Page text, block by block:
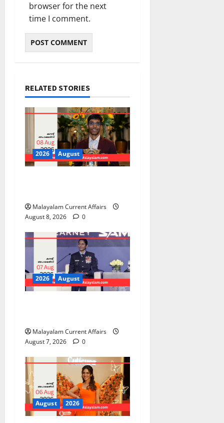
browser for the next
time I comment.
RELATED STORIES
2026 August
Malayalam Current Affairs
August 8, 2026
0
2026 August
Malayalam Current Affairs
August 7, 2026
0
August 2026